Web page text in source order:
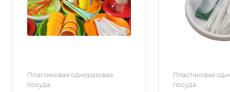
Пластиковая одноразовая
посуда
Пластиковая
посуда